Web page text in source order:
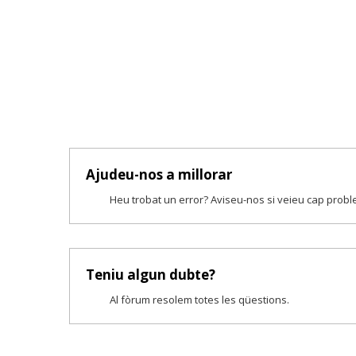
Ajudeu-nos a millorar
Heu trobat un error? Aviseu-nos si veieu cap
Teniu algun dubte?
Al fòrum resolem totes les qüestions.